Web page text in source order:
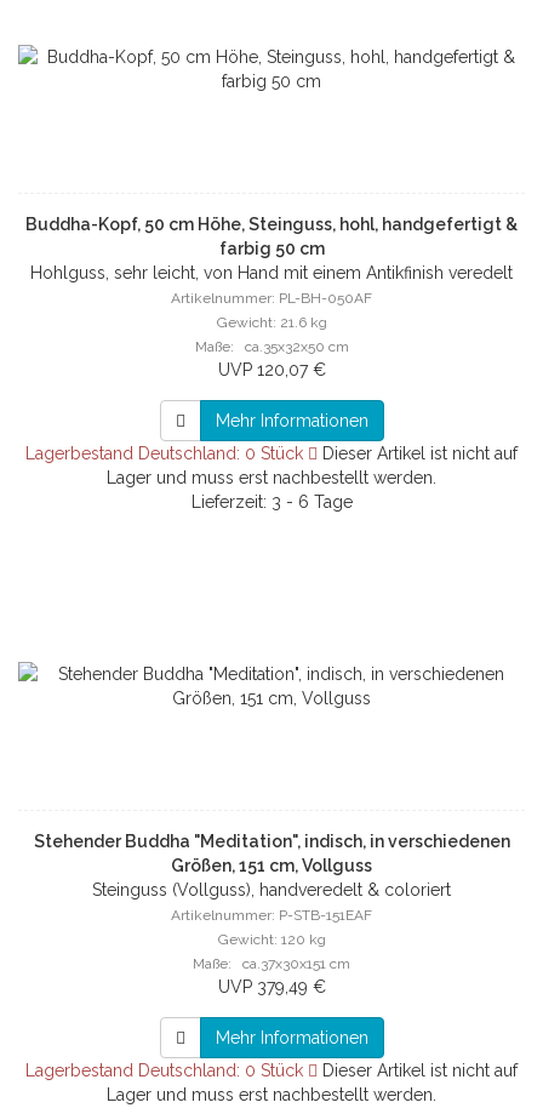
Buddha-Kopf, 50 cm Höhe, Steinguss, hohl, handgefertigt &
farbig 50 cm
Hohlguss, sehr leicht, von Hand mit einem Antikfinish veredelt
Artikelnummer: PL-BH-050AF
Gewicht: 21.6 kg
Maße: ca.35x32x50 cm
UVP 120,07 €
Mehr Informationen
Lagerbestand Deutschland: 0 Stück
Dieser Artikel ist nicht auf
Lager und muss erst nachbestellt werden.
Lieferzeit: 3 - 6 Tage
Stehender Buddha "Meditation", indisch, in verschiedenen
Größen, 151 cm, Vollguss
Steinguss (Vollguss), handveredelt & coloriert
Artikelnummer: P-STB-151EAF
Gewicht: 120 kg
Maße: ca.37x30x151 cm
UVP 379,49 €
Mehr Informationen
Lagerbestand Deutschland: 0 Stück
Dieser Artikel ist nicht auf
Lager und muss erst nachbestellt werden.